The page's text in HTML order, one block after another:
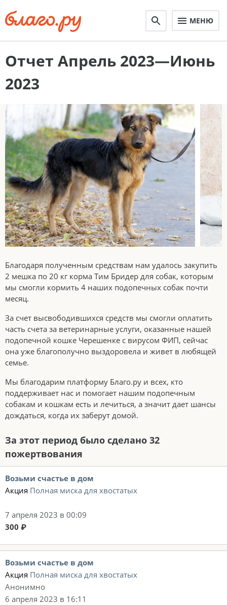
МЕНЮ
Отчет Апрель 2023—Июнь
2023
Благодаря полученным средствам нам удалось закупить
2 мешка по 20 кг корма Тим Бридер для собак, которым
мы смогли кормить 4 наших подопечных собак почти
месяц.
За счет высвободившихся средств мы смогли оплатить
часть счета за ветеринарные услуги, оказанные нашей
подопечной кошке Черешенке с вирусом ФИП, сейчас
она уже благополучно выздоровела и живет в любящей
семье.
Мы благодарим платформу Благо.ру и всех, кто
поддерживает нас и помогает нашим подопечным
собакам и кошкам есть и лечиться, а значит дает шансы
дождаться, когда их заберут домой.
За этот период было сделано 32
пожертвования
Возьми счастье в дом
Акция Полная миска для хвостатых
7 апреля 2023 в 00:09
300 ₽
Возьми счастье в дом
Акция Полная миска для хвостатых
Анонимно
6 апреля 2023 в 16:11